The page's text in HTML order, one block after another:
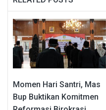
Momen Hari Santri, Mas
Bup Buktikan Komitmen